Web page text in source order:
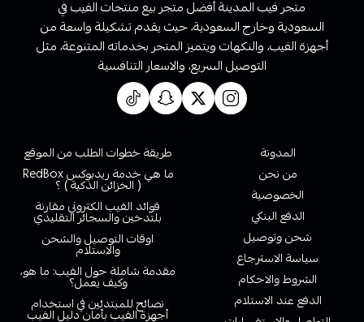
متجر فيب المدينة أفضل متجر بيع منتجات الفيب في
السعودية وخارج السعودية، حيث يقدم تشكيلة واسعة من
أجهزة الفيب، والنكهات ويتميز المتجر بخدماته المتنوعة، مثل
التوصيل السريع، والاسعار التنافسية
المدونة
من نحن
الخصوصية
الدفع البنكي
شحن وتوصيل
سياسة الاسترجاع
الشروط والاحكام
الدفع عند الاستلام
طريقة خطوات الطلب من الموقع
ما هي خدمة ريدبوكس RedBox
( الخزائن الذكية ) ؟
فوائد الفيب الكتروني مقارنة
بلتدخين والسجائر التقليدي
اوقات التوصيل والشحن
والاستلام
مقدمة شاملة حول الفيب: ما هو،
وكيف يعمل؟
نصائح للمبتدئين في استخدام
أجهزة الفيب بأمان دليل الفيب